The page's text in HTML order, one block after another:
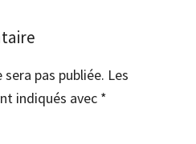
pas publiée. Les
indiqués avec *